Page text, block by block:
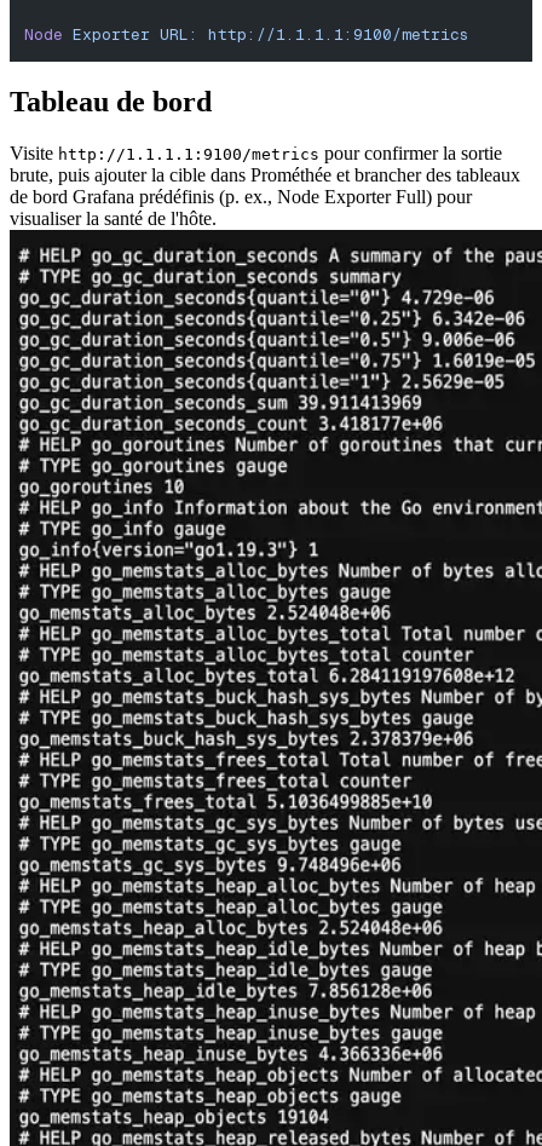
Node Exporter URL: http://1.1.1.1:9100/metrics
Tableau de bord
Visite http://1.1.1.1:9100/metrics pour confirmer la sortie
brute, puis ajouter la cible dans Prométhée et brancher des tableaux
de bord Grafana prédéfinis (p. ex., Node Exporter Full) pour
visualiser la santé de l'hôte.